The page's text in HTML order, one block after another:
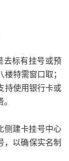
去标有挂号或预
特需窗口取；
持使用银行卡或
侧建卡挂号中心
，以确保实名制